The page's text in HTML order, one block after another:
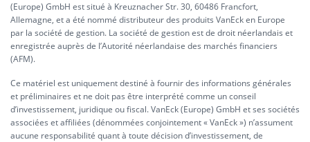
(Europe) GmbH est situé à Kreuznacher Str. 30, 60486 Francfort,
Allemagne, et a été nommé distributeur des produits VanEck en Europe
par la société de gestion. La société de gestion est de droit néerlandais et
enregistrée auprès de l’Autorité néerlandaise des marchés financiers
(AFM).
Ce matériel est uniquement destiné à fournir des informations générales
et préliminaires et ne doit pas être interprété comme un conseil
d’investissement, juridique ou fiscal. VanEck (Europe) GmbH et ses sociétés
associées et affiliées (dénommées conjointement « VanEck ») n’assument
aucune responsabilité quant à toute décision d’investissement, de